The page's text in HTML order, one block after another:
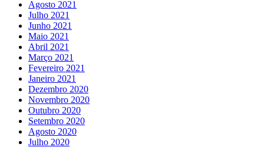
Agosto 2021
Julho 2021
Junho 2021
Maio 2021
Abril 2021
Março 2021
Fevereiro 2021
Janeiro 2021
Dezembro 2020
Novembro 2020
Outubro 2020
Setembro 2020
Agosto 2020
Julho 2020